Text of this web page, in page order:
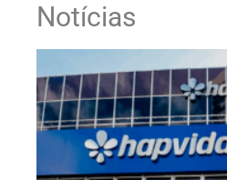
Notícias